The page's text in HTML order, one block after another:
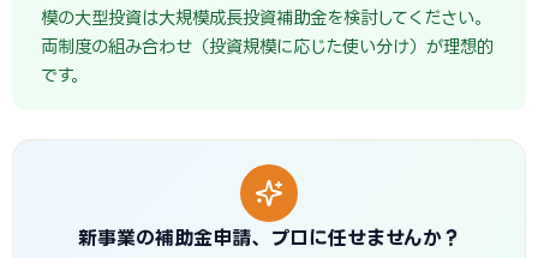
模の大型投資は大規模成長投資補助金を検討してください。
両制度の組み合わせ（投資規模に応じた使い分け）が理想的
です。
新事業の補助金申請、プロに任せませんか？